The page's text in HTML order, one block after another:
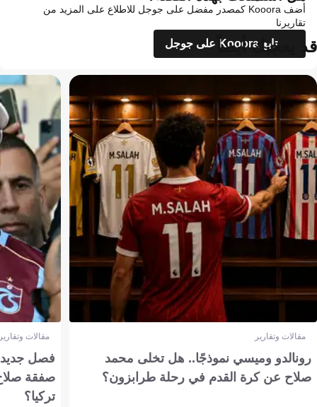
أضف Kooora كمصدر مفضل على جوجل للاطلاع على المزيد من
تقاريرنا
تابع Kooora على جوجل
قد يعجبك أيضاً
مقالات وتقارير
رونالدو وميسي نموذجًا.. هل تخلى محمد
صلاح عن كرة القدم في رحلة طرابزون؟
مقالات
فصل جديد
صفقة
تركيا؟